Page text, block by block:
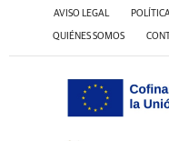
AVISO LEGAL
QUIÉNES SOMOS